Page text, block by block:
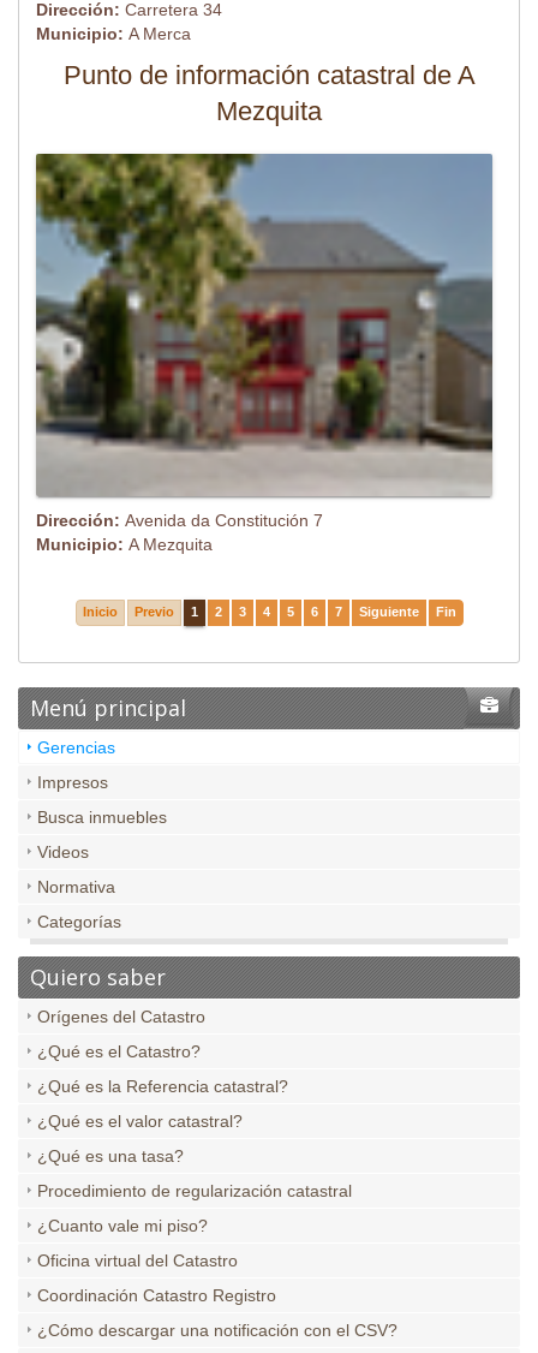
Dirección: Carretera 34
Municipio: A Merca
Punto de información catastral de A
Mezquita
Dirección: Avenida da Constitución 7
Municipio: A Mezquita
Inicio Previo 1 2 3 4 5 6 7 Siguiente Fin
Menú principal
Gerencias
Impresos
Busca inmuebles
Videos
Normativa
Categorías
Quiero saber
Orígenes del Catastro
¿Qué es el Catastro?
¿Qué es la Referencia catastral?
¿Qué es el valor catastral?
¿Qué es una tasa?
Procedimiento de regularización catastral
¿Cuanto vale mi piso?
Oficina virtual del Catastro
Coordinación Catastro Registro
¿Cómo descargar una notificación con el CSV?